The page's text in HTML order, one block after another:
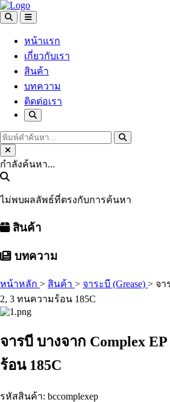
หน้าแรก
เกี่ยวกับเรา
สินค้า
บทความ
ติดต่อเรา
กำลังค้นหา...
ไม่พบผลลัพธ์ที่ตรงกับการค้นหา
สินค้า
บทความ
หน้าหลัก > สินค้า > จาระบี (Grease) > จา
2, 3 ทนความร้อน 185C
จารบี บางจาก Complex
ร้อน 185C
รหัสสินค้า: bccomplexep